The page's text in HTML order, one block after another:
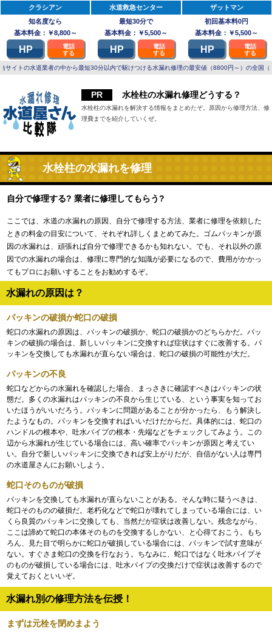
クラシアン
知名度なら
基本料金：￥8,800～
HP
電話
する
水道救急センター
最短30分で
基本料金：￥5,500～
HP
電話
する
ザットマン
初回基本料0円
基本料金：￥5,500～
HP
電話
する
当サイトの水道業者の中から最短30分以内で駆けつける水漏れ修理の最安値（8800円～）の全
水栓柱の水漏れ修理どうする？
水栓柱の水漏れを解決する情報をまとめたぞ。原因から修理方法、修
理費までを紹介していくぜ。
水栓柱の水漏れを修理
自分で修理する? 業者に修理してもらう?
ここでは、水道の水漏れの原因、自分で修理する方法、業者に修理を依頼した
ときの料金の目安について、それぞれ詳しくまとめてみた。ゴムパッキンが原
因の水漏れは、頑張れば自分で修理できるかも知れない。でも、それ以外の原
因での水漏れの場合は、修理に専門的な知識が必要になるので、費用がかかっ
てもプロにお願いすることをお勧めするぞ。
水漏れの原因は？
パッキンの破損か蛇口の破損
蛇口の水漏れの原因は、パッキンの破損か、蛇口の破損かのどちらかだ。パッ
キンの破損の場合は、新しいパッキンに交換すれば症状はすぐに改善する。パ
ッキンを交換しても水漏れが直らない場合は、蛇口の破損の可能性が大だ。
パッキンの不良
蛇口などからの水漏れを確認した場合、まっさきに確認すべきはパッキンの状
態だ。多くの水漏れはパッキンの不良から生じている、という事実を知ってお
いたほうがいいだろう。パッキンに問題があることが分かったら、もう解決し
たようなもの。パッキンを交換すればいいだけだからだ。具体的には、蛇口の
ハンドルの根本や、吐水パイプの根本・先端などをチェックしてみよう。この
辺から水漏れが生じている場合には、高い確率でパッキンが原因と考えてい
い。自分で新しいパッキンに交換できれば安上がりだが、自信がない人は専門
の水道屋さんにお願いしよう。
蛇口そのものが破損
パッキンを交換しても水漏れが直らないことがある。そんな時に疑うべきは、
蛇口そのものの破損だ。老朽化などで蛇口が壊れてしまっている場合には、い
くら良質のパッキンに交換しても、当然だが症状は改善しない。残念ながら、
ここは諦めて蛇口の本体そのものを交換するしかない、と心得ておこう。もち
ろん、見た目で明らかに蛇口が破損している場合には、パッキンで試す意味が
ない。すぐさま蛇口の交換を行なおう。ちなみに、蛇口ではなく吐水パイプそ
のものが破損している場合には、吐水パイプの交換だけで症状は改善するので
覚えておくといいぞ。
水漏れ別の修理方法を伝授！
まずは元栓を閉めまよう